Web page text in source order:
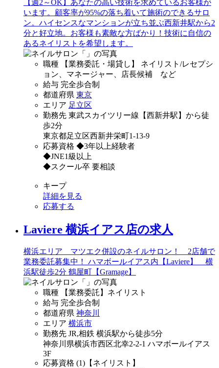
【週2～OK】あなたの高い技術を求めているお客様が
います。顧客率が95%の落ち着いて施術のできるサロ
ン。ハイセンスなマンションが立ち並ぶ西新井駅から2
分と好立地。お客様も素敵な方ばかり！技術に自信の
あるネイリストを希望します。
職種
【業務委託・場貸し】 ネイリスト/レセプシ
ョン、マネージャー、店長候補 など
給与 完全歩合制
都道府県 東京
エリア 足立区
勤務先 東武スカイツリー線【西新井駅】から徒
歩2分
東京都足立区西新井栄町1-13-9
応募資格 ◆3年以上経験者
◆JNE1級以上
◆スクール卒 要相談
キープ
詳細を見る
応募する
Laviere 横浜イアス店の求人
横浜エリア マツエク併設のネイルサロン！ 2店舗で
業務委託募集中！ ハマボールイアス内【Laviere】 横
浜駅徒歩2分 鶴屋町【Gramage】
職種
【業務委託】ネイリスト
給与 完全歩合制
都道府県 神奈川
エリア 横浜市
勤務先 JR,相鉄 横浜駅から徒歩5分
神奈川県横浜市西区北幸2-2-1 ハマボールイアス
3F
応募資格 (1)【ネイリスト】